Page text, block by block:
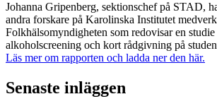
Johanna Gripenberg, sektionschef på STAD,
andra forskare på Karolinska Institutet
Folkhälsomyndigheten som redovisar en
alkoholscreening och kort rådgivning på
Läs mer om rapporten och ladda ner den här.
Senaste inläggen